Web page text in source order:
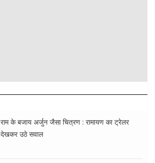
राम के बजाय अर्जुन जैसा चित्रण : रामायण का ट्रेलर
देखकर उठे सवाल